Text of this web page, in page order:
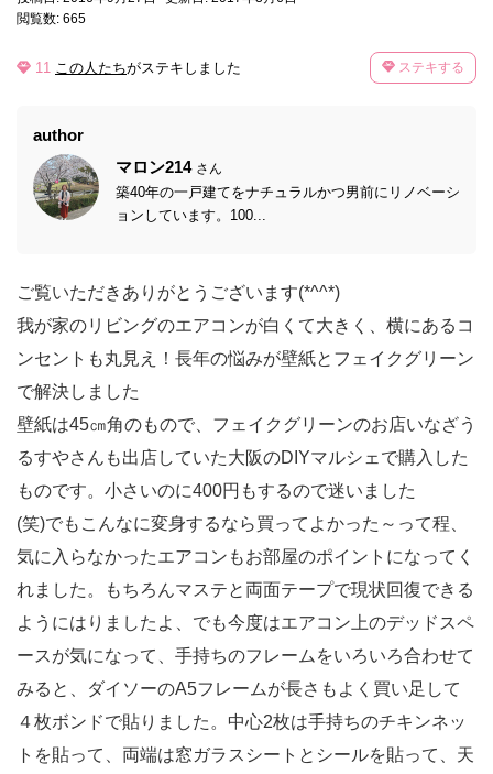
閲覧数: 665
11 この人たちがステキしました ステキする
author
マロン214 さん
築40年の一戸建てをナチュラルかつ男前にリノベーシ
ョンしています。100...
ご覧いただきありがとうございます(*^^*)
我が家のリビングのエアコンが白くて大きく、横にあるコ
ンセントも丸見え！長年の悩みが壁紙とフェイクグリーン
で解決しました
壁紙は45㎝角のもので、フェイクグリーンのお店いなざう
るすやさんも出店していた大阪のDIYマルシェで購入した
ものです。小さいのに400円もするので迷いました
(笑)でもこんなに変身するなら買ってよかった～って程、
気に入らなかったエアコンもお部屋のポイントになってく
れました。もちろんマステと両面テープで現状回復できる
ようにはりましたよ、でも今度はエアコン上のデッドスペ
ースが気になって、手持ちのフレームをいろいろ合わせて
みると、ダイソーのA5フレームが長さもよく買い足して
４枚ボンドで貼りました。中心2枚は手持ちのチキンネッ
トを貼って、両端は窓ガラスシートとシールを貼って、天